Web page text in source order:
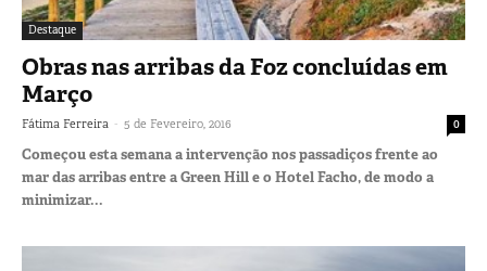
Destaque
Obras nas arribas da Foz concluídas em
Março
Fátima Ferreira - 5 de Fevereiro, 2016 0
Começou esta semana a intervenção nos passadiços frente ao
mar das arribas entre a Green Hill e o Hotel Facho, de modo a
minimizar...